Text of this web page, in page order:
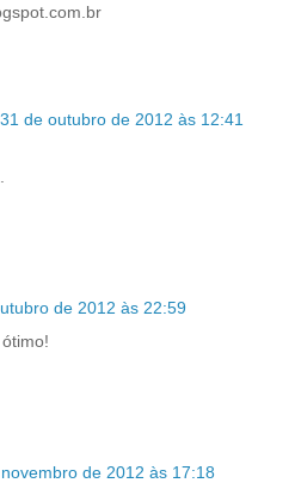
31 de outubro de 2012 às 12:41
de 2012 às 22:59
de 2012 às 17:18